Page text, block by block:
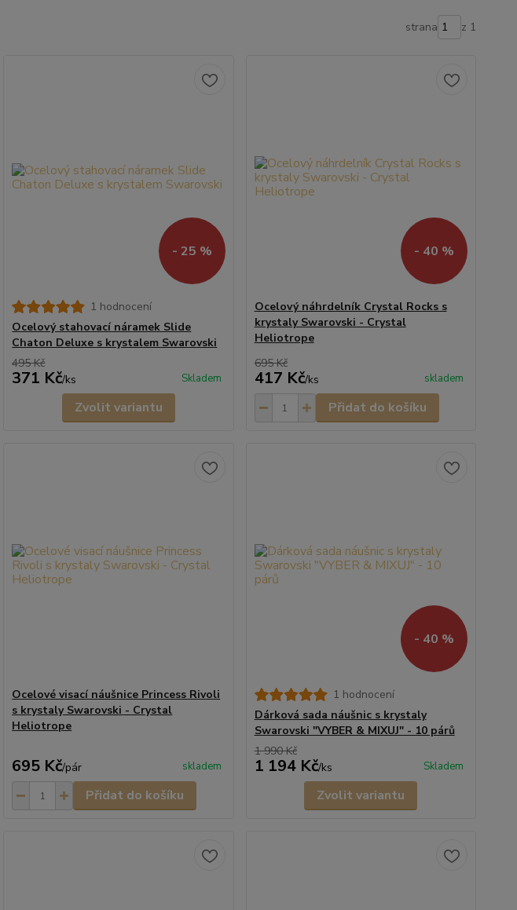
strana z 1
- 25 %
1 hodnocení
Ocelový stahovací náramek Slide
Chaton Deluxe s krystalem Swarovski
495 Kč
371 Kč/ks Skladem
Zvolit variantu
- 40 %
Ocelový náhrdelník Crystal Rocks s
krystaly Swarovski - Crystal
Heliotrope
695 Kč
417 Kč/ks skladem
Přidat do košíku
Ocelové visací náušnice Princess Rivoli
s krystaly Swarovski - Crystal
Heliotrope
695 Kč/pár skladem
Přidat do košíku
- 40 %
1 hodnocení
Dárková sada náušnic s krystaly
Swarovski "VYBER & MIXUJ" - 10 párů
1 990 Kč
1 194 Kč/ks Skladem
Zvolit variantu